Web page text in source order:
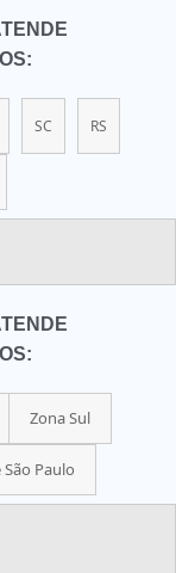
SC RS
Zona Sul
Paulo